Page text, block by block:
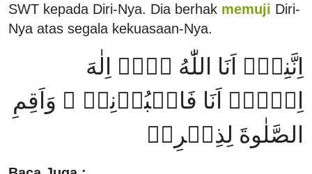
SWT kepada Diri-Nya. Dia berhak memuji Diri-
Nya atas segala kekuasaan-Nya.
اِنَّنِىۡۤ اَنَا اللّٰهُ لَاۤ اِلٰهَ
اِلَّاۤ اَنَا فَاعۡبُدۡنِىۡ ۙ وَاَقِمِ
الصَّلٰوةَ لِذِكۡرِىۡ